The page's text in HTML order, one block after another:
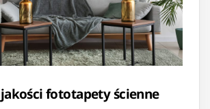
fototapety ścienne